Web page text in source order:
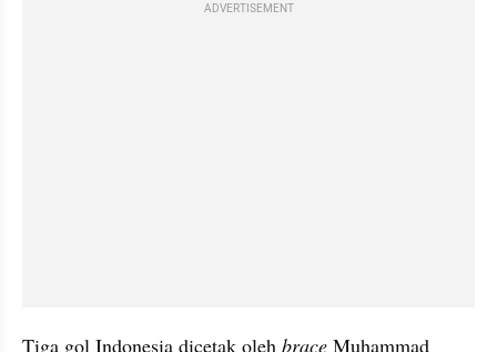
ADVERTISEMENT
Tiga gol Indonesia dicetak oleh brace Muhammad